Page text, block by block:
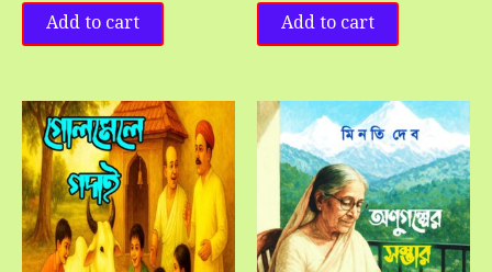
Add to cart
Add to cart